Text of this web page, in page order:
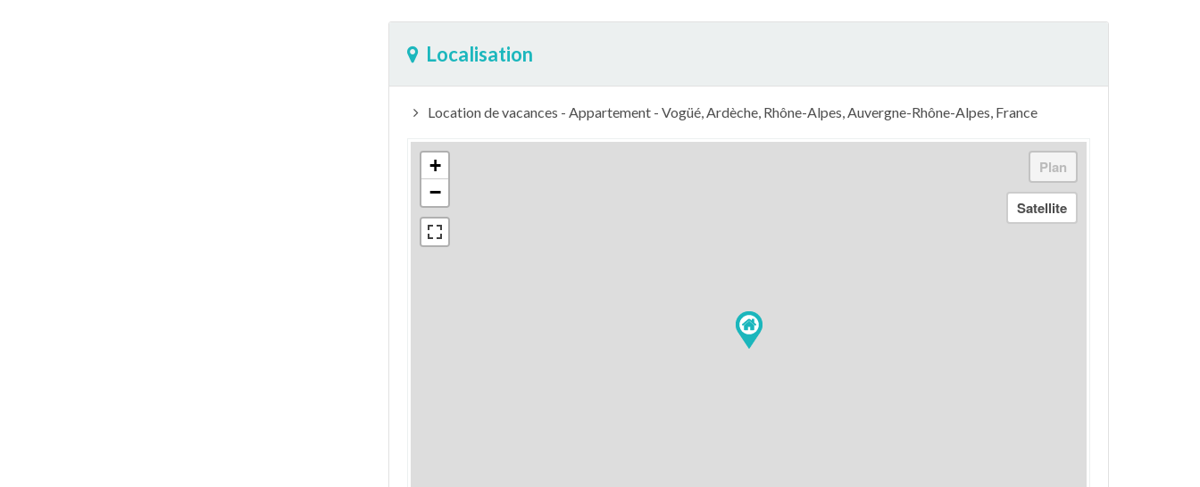
Localisation
Location de vacances - Appartement - Vogüé, Ardèche, Rhône-Alpes, Auvergne-Rhône-Alpes, France
+
−